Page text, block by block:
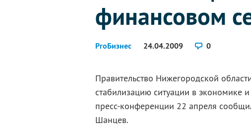
финансовом
ProБизнес 24.04.2009 0
Правительство Нижегородской
стабилизацию ситуации в экономике
пресс-конференции 22 апреля
Шанцев.